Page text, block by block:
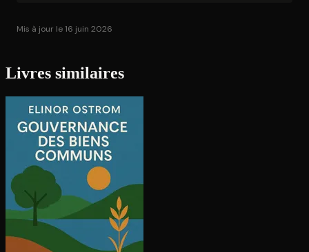
Mis à jour le 16 juin 2026
Livres similaires